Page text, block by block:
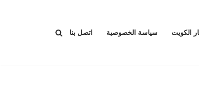
الكويت سياسة الخصوصية اتصل بنا